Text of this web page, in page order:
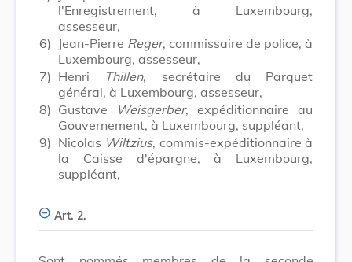
l'Enregistrement, à Luxembourg,
assesseur,
6) Jean-Pierre Reger, commissaire de police, à
Luxembourg, assesseur,
7) Henri Thillen, secrétaire du Parquet
général, à Luxembourg, assesseur,
8) Gustave Weisgerber, expéditionnaire au
Gouvernement, à Luxembourg, suppléant,
9) Nicolas Wiltzius, commis-expéditionnaire à
la Caisse d'épargne, à Luxembourg,
suppléant,
Art. 2.